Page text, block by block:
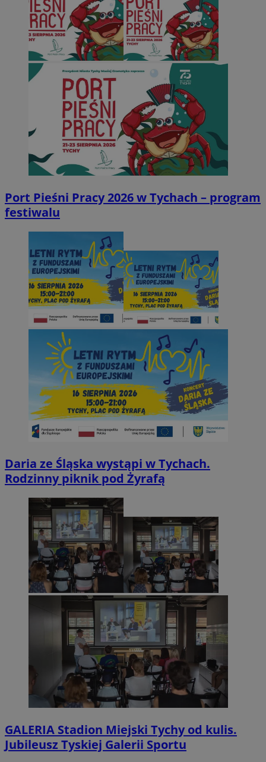
Port Pieśni Pracy 2026 w Tychach – program
festiwalu
Daria ze Śląska wystąpi w Tychach.
Rodzinny piknik pod Żyrafą
GALERIA Stadion Miejski Tychy od kulis.
Jubileusz Tyskiej Galerii Sportu